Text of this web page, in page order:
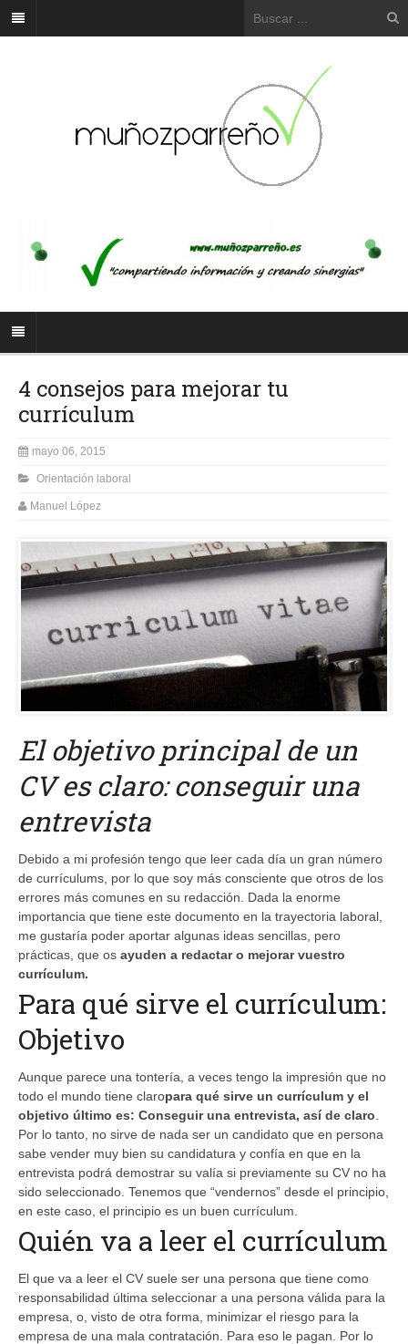
4 consejos para mejorar tu
currículum
mayo 06, 2015
Orientación laboral
Manuel López
El objetivo principal de un
CV es claro: conseguir una
entrevista
Debido a mi profesión tengo que leer cada día un gran número
de currículums, por lo que soy más consciente que otros de los
errores más comunes en su redacción. Dada la enorme
importancia que tiene este documento en la trayectoria laboral,
me gustaría poder aportar algunas ideas sencillas, pero
prácticas, que os ayuden a redactar o mejorar vuestro
currículum.
Para qué sirve el currículum:
Objetivo
Aunque parece una tontería, a veces tengo la impresión que no
todo el mundo tiene claropara qué sirve un currículum y el
objetivo último es: Conseguir una entrevista, así de claro
Por lo tanto, no sirve de nada ser un candidato que en persona
sabe vender muy bien su candidatura y confía en que en la
entrevista podrá demostrar su valía si previamente su CV no ha
sido seleccionado. Tenemos que “vendernos” desde el principio,
en este caso, el principio es un buen currículum.
Quién va a leer el currículum
El que va a leer el CV suele ser una persona que tiene como
responsabilidad última seleccionar a una persona válida para la
empresa, o, visto de otra forma, minimizar el riesgo para la
empresa de una mala contratación. Para eso le pagan. Por lo